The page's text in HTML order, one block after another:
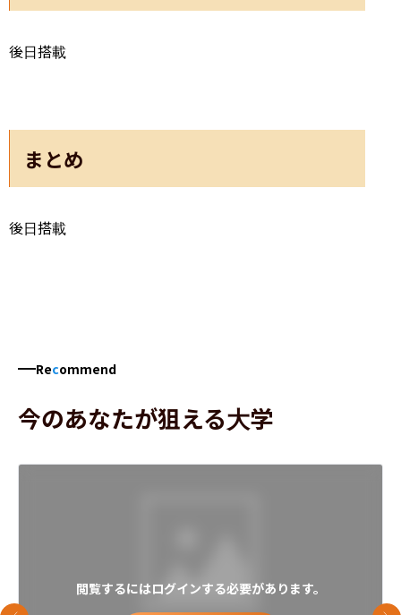
後日搭載
まとめ
後日搭載
Recommend
今のあなたが狙える大学
閲覧するにはログインする必要があります。